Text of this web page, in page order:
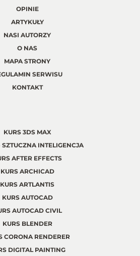
OPINIE
ARTYKUŁY
NASI AUTORZY
O NAS
MAPA STRONY
SERWISU
KONTAKT
KURS 3DS MAX
SZTUCZNA INTELIGENCJA
AFTER EFFECTS
KURS ARCHICAD
KURS ARTLANTIS
KURS AUTOCAD
AUTOCAD CIVIL
KURS BLENDER
CORONA RENDERER
DIGITAL PAINTING